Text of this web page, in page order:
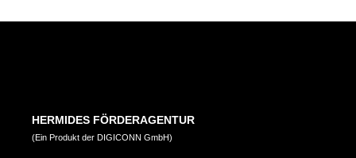
HERMIDES FÖRDERAGENTUR
(Ein Produkt der DIGICONN GmbH)